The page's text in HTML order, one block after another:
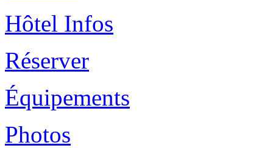
Hôtel Infos
Réserver
Équipements
Photos